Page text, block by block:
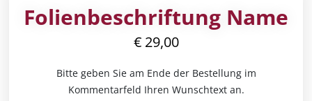
Folienbeschriftung Name
€29,00
Bitte geben Sie am Ende der Bestellung im
Kommentarfeld Ihren Wunschtext an.